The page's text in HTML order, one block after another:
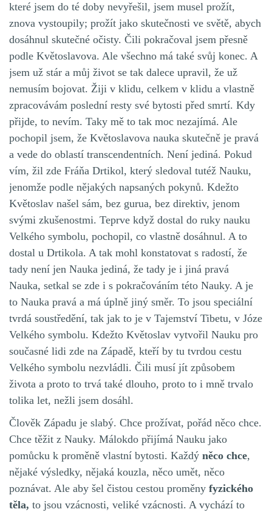
které jsem do té doby nevyřešil, jsem musel prožít,
znova vystoupily; prožít jako skutečnosti ve světě, abych
dosáhnul skutečné očisty. Čili pokračoval jsem přesně
podle Květoslavova. Ale všechno má také svůj konec. A
jsem už stár a můj život se tak dalece upravil, že už
nemusím bojovat. Žiji v klidu, celkem v klidu a vlastně
zpracovávám poslední resty své bytosti před smrtí. Kdy
přijde, to nevím. Taky mě to tak moc nezajímá. Ale
pochopil jsem, že Květoslavova nauka skutečně je pravá
a vede do oblastí transcendentních. Není jediná. Pokud
vím, žil zde Fráňa Drtikol, který sledoval tutéž Nauku,
jenomže podle nějakých napsaných pokynů. Kdežto
Květoslav našel sám, bez gurua, bez direktiv, jenom
svými zkušenostmi. Teprve když dostal do ruky nauku
Velkého symbolu, pochopil, co vlastně dosáhnul. A to
dostal u Drtikola. A tak mohl konstatovat s radostí, že
tady není jen Nauka jediná, že tady je i jiná pravá
Nauka, setkal se zde i s pokračováním této Nauky. A je
to Nauka pravá a má úplně jiný směr. To jsou speciální
tvrdá soustředění, tak jak to je v Tajemství Tibetu, v Józe
Velkého symbolu. Kdežto Květoslav vytvořil Nauku pro
současné lidi zde na Západě, kteří by tu tvrdou cestu
Velkého symbolu nezvládli. Čili musí jít způsobem
života a proto to trvá také dlouho, proto to i mně trvalo
tolika let, nežli jsem dosáhl.
Člověk Západu je slabý. Chce prožívat, pořád něco chce.
Chce těžit z Nauky. Málokdo přijímá Nauku jako
pomůcku k proměně vlastní bytosti. Každý něco chce,
nějaké výsledky, nějaká kouzla, něco umět, něco
poznávat. Ale aby šel čistou cestou proměny fyzického
těla, to jsou vzácnosti, veliké vzácnosti. A vychází to